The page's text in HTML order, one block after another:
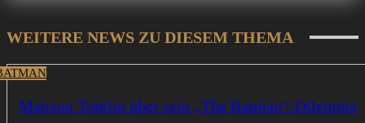
WEITERE NEWS ZU DIESEM THEMA
Mattson Tomlin über sein „The Batman“-Dilemma